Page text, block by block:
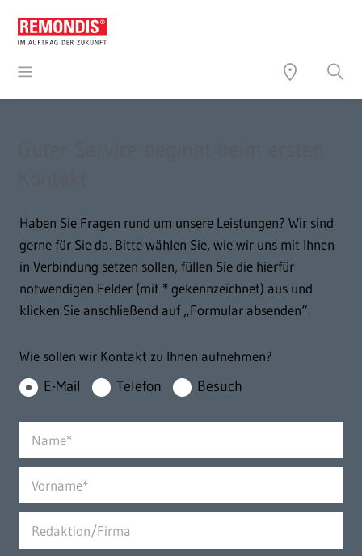
Haben Sie Fragen rund um unsere Leistungen? Wir sind
gerne für Sie da. Bitte wählen Sie, wie wir uns mit Ihnen
in Verbindung setzen sollen, füllen Sie die hierfür
notwendigen Felder (mit * gekennzeichnet) aus und
klicken Sie anschließend auf „Formular absenden“.
Wie sollen wir Kontakt zu Ihnen aufnehmen?
E-Mail Telefon Besuch